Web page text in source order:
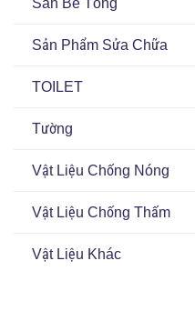
Sàn Bê Tông
Sản Phẩm Sửa Chữa
TOILET
Tường
Vật Liệu Chống Nóng
Vật Liệu Chống Thấm
Vật Liệu Khác